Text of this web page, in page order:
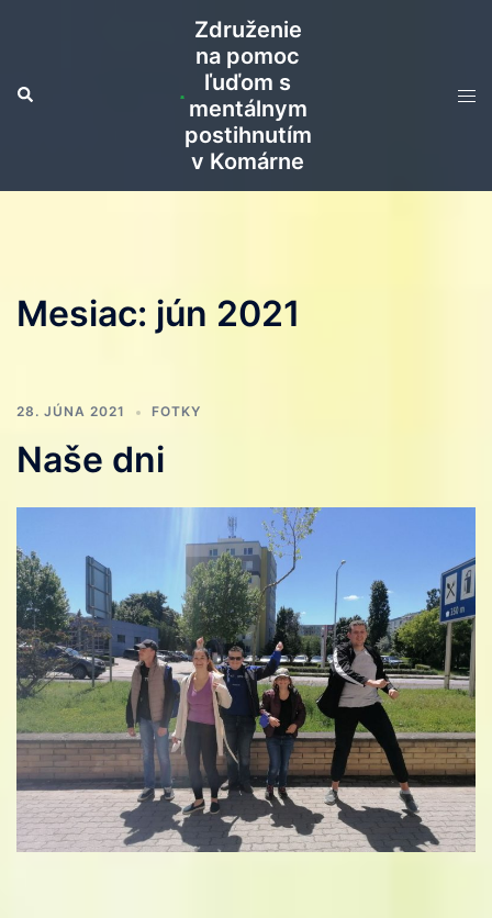
Search
Združenie
na pomoc
ľuďom s
mentálnym
postihnutím
v Komárne
Mesiac: jún 2021
28. JÚNA 2021 FOTKY
Naše dni